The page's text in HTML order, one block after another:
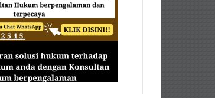
Rembang/Sragen/Tegal/Wonogiri/